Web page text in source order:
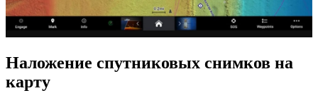
Наложение спутниковых снимков на
карту